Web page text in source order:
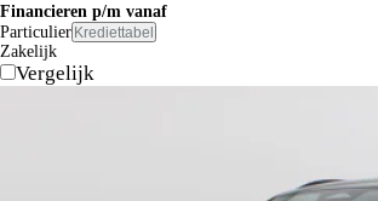
Financieren p/m vanaf
Particulier Krediettabel
Zakelijk
Vergelijk